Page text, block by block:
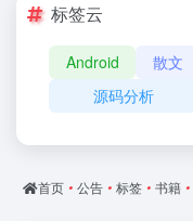
标签云
Android 散文
源码分析
首页 • 公告 • 标签 • 书籍 •